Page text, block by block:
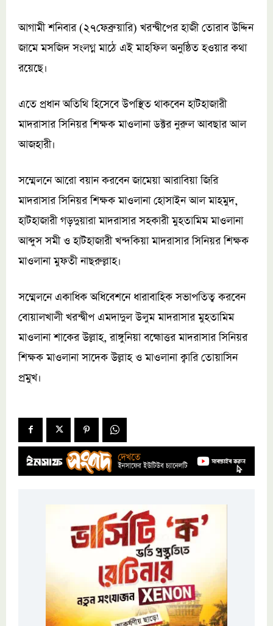
আগামী শনিবার (২৭ফেব্রুয়ারি) খরন্দ্বীপের হাজী তোরাব উদ্দিন
জামে মসজিদ সংলগ্ন মাঠে এই মাহফিল অনুষ্ঠিত হওয়ার কথা
রয়েছে।
এতে প্রধান অতিথি হিসেবে উপস্থিত থাকবেন হাটহাজারী
মাদরাসার সিনিয়র শিক্ষক মাওলানা ডক্টর নুরুল আবছার আল
আজহারী।
সম্মেলনে আরো বয়ান করবেন জামেয়া আরাবিয়া জিরি
মাদরাসার সিনিয়র শিক্ষক মাওলানা হোসাইন আল মাহমুদ,
হাটহাজারী গড়দুয়ারা মাদরাসার সহকারী মুহতামিম মাওলানা
আব্দুস সমী ও হাটহাজারী খন্দকিয়া মাদরাসার সিনিয়র শিক্ষক
মাওলানা মুফতী নাছরুল্লাহ।
সম্মেলনে একাধিক অধিবেশনে ধারাবাহিক সভাপতিত্ব করবেন
বোয়ালখালী খরন্দ্বীপ এমদাদুল উলুম মাদরাসার মুহতামিম
মাওলানা শাকের উল্লাহ, রাঙ্গুনিয়া বহ্মোত্তর মাদরাসার সিনিয়র
শিক্ষক মাওলানা সাদেক উল্লাহ ও মাওলানা ক্বারি তোয়াসিন
প্রমুখ।